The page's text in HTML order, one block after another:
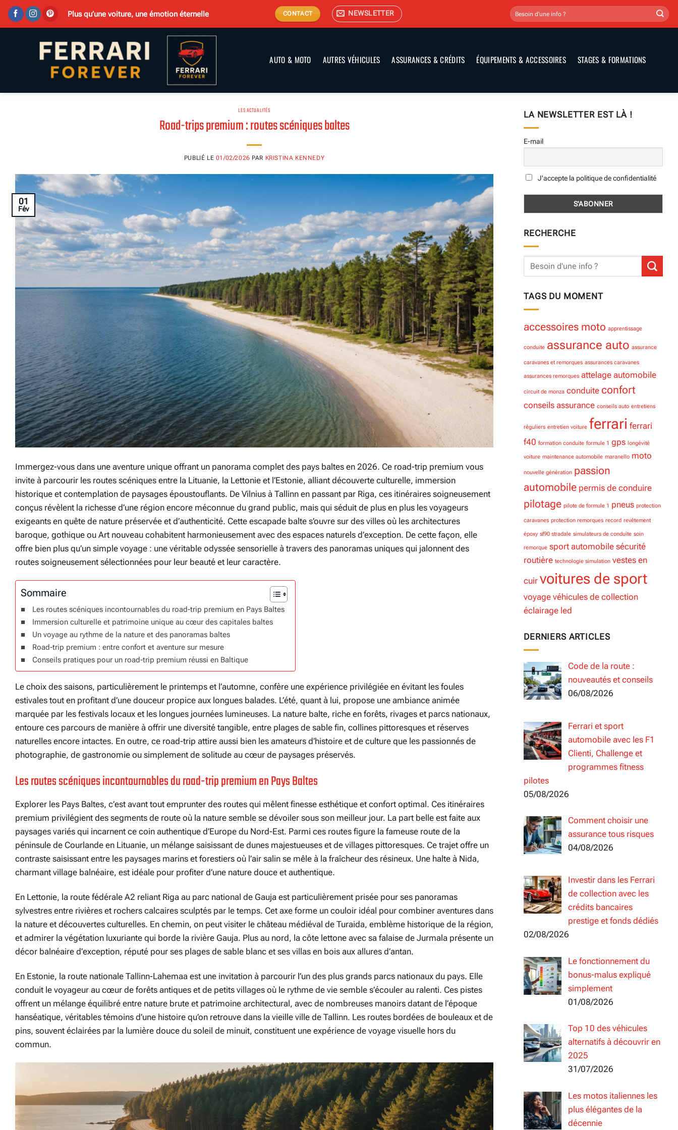
Passer
au
Plus qu’une voiture, une émotion éternelle CONTACT NEWSLETTER
AUTO & MOTO AUTRES VÉHICULES ASSURANCES & CRÉDITS ÉQUIPEMENTS & ACCESSOIRES STAGES & FORMATIONS
LES ACTUALITÉS
Road-trips premium : routes scéniques baltes
PUBLIÉ LE 01/02/2026 PAR KRISTINA KENNEDY
01
Fév
Immergez-vous dans une aventure unique offrant un panorama complet des pays baltes en 2026. Ce road-trip premium vous
invite à parcourir les routes scéniques entre la Lituanie, la Lettonie et l’Estonie, alliant découverte culturelle, immersion
historique et contemplation de paysages époustouflants. De Vilnius à Tallinn en passant par Riga, ces itinéraires soigneusement
conçus révèlent la richesse d’une région encore méconnue du grand public, mais qui séduit de plus en plus les voyageurs
exigeants en quête de nature préservée et d’authenticité. Cette escapade balte s’ouvre sur des villes où les architectures
baroque, gothique ou Art nouveau cohabitent harmonieusement avec des espaces naturels d’exception. De cette façon, elle
offre bien plus qu’un simple voyage : une véritable odyssée sensorielle à travers des panoramas uniques qui jalonnent des
routes soigneusement sélectionnées pour leur beauté et leur caractère.
Sommaire
Les routes scéniques incontournables du road-trip premium en Pays Baltes
Immersion culturelle et patrimoine unique au cœur des capitales baltes
Un voyage au rythme de la nature et des panoramas baltes
Road-trip premium : entre confort et aventure sur mesure
Conseils pratiques pour un road-trip premium réussi en Baltique
Le choix des saisons, particulièrement le printemps et l’automne, confère une expérience privilégiée en évitant les foules
estivales tout en profitant d’une douceur propice aux longues balades. L’été, quant à lui, propose une ambiance animée
marquée par les festivals locaux et les longues journées lumineuses. La nature balte, riche en forêts, rivages et parcs nationaux,
entoure ces parcours de manière à offrir une diversité tangible, entre plages de sable fin, collines pittoresques et réserves
naturelles encore intactes. En outre, ce road-trip attire aussi bien les amateurs d’histoire et de culture que les passionnés de
photographie, de gastronomie ou simplement de solitude au cœur de paysages préservés.
Les routes scéniques incontournables du road-trip premium en Pays Baltes
Explorer les Pays Baltes, c’est avant tout emprunter des routes qui mêlent finesse esthétique et confort optimal. Ces itinéraires
premium privilégient des segments de route où la nature semble se dévoiler sous son meilleur jour. La part belle est faite aux
paysages variés qui incarnent ce coin authentique d’Europe du Nord-Est. Parmi ces routes figure la fameuse route de la
péninsule de Courlande en Lituanie, un mélange saisissant de dunes majestueuses et de villages pittoresques. Ce trajet offre un
contraste saisissant entre les paysages marins et forestiers où l’air salin se mêle à la fraîcheur des résineux. Une halte à Nida,
charmant village balnéaire, est idéale pour profiter d’une nature douce et authentique.
En Lettonie, la route fédérale A2 reliant Riga au parc national de Gauja est particulièrement prisée pour ses panoramas
sylvestres entre rivières et rochers calcaires sculptés par le temps. Cet axe forme un couloir idéal pour combiner aventures dans
la nature et découvertes culturelles. En chemin, on peut visiter le château médiéval de Turaida, emblème historique de la région,
et admirer la végétation luxuriante qui borde la rivière Gauja. Plus au nord, la côte lettone avec sa falaise de Jurmala présente un
décor balnéaire d’exception, réputé pour ses plages de sable blanc et ses villas en bois aux allures d’antan.
En Estonie, la route nationale Tallinn-Lahemaa est une invitation à parcourir l’un des plus grands parcs nationaux du pays. Elle
conduit le voyageur au cœur de forêts antiques et de petits villages où le rythme de vie semble s’écouler au ralenti. Ces pistes
offrent un mélange équilibré entre nature brute et patrimoine architectural, avec de nombreuses manoirs datant de l’époque
hanséatique, véritables témoins d’une histoire qu’on retrouve dans la vieille ville de Tallinn. Les routes bordées de bouleaux et de
pins, souvent éclairées par la lumière douce du soleil de minuit, constituent une expérience de voyage visuelle hors du
commun.
LA NEWSLETTER EST LÀ !
E-mail
J'accepte la politique de confidentialité
RECHERCHE
TAGS DU MOMENT
accessoires moto apprentissage
conduite assurance auto assurance
caravanes et remorques assurances caravanes
assurances remorques attelage automobile
circuit de monza conduite confort
conseils assurance conseils auto entretiens
réguliers entretien voiture ferrari ferrari
f40 formation conduite formule 1 gps longévité
voiture maintenance automobile maranello moto
nouvelle génération passion
automobile permis de conduire
pilotage pilote de formule 1 pneus protection
caravanes protection remorques record revêtement
époxy sf90 stradale simulateurs de conduite soin
remorque sport automobile sécurité
routière technologie simulation vestes en
cuir voitures de sport
voyage véhicules de collection
éclairage led
DERNIERS ARTICLES
Code de la route :
nouveautés et conseils
06/08/2026
Ferrari et sport
automobile avec les F1
Clienti, Challenge et
programmes fitness
pilotes
05/08/2026
Comment choisir une
assurance tous risques
04/08/2026
Investir dans les Ferrari
de collection avec les
crédits bancaires
prestige et fonds dédiés
02/08/2026
Le fonctionnement du
bonus-malus expliqué
simplement
01/08/2026
Top 10 des véhicules
alternatifs à découvrir en
2025
31/07/2026
Les motos italiennes les
plus élégantes de la
décennie